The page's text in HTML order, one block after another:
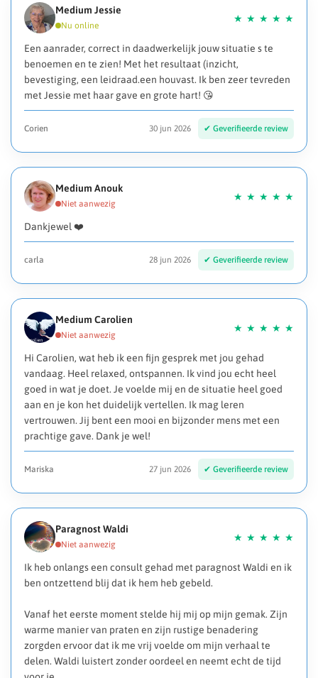
Medium Jessie
Een aanrader, correct in daadwerkelijk jouw situatie s te
benoemen en te zien! Met het resultaat (inzicht,
bevestiging, een leidraad.een houvast. Ik ben zeer tevreden
met Jessie met haar gave en grote hart! 😘
Corien 30 jun 2026
Medium Anouk
Dankjewel ❤️
carla 28 jun 2026
Medium Carolien
Hi Carolien, wat heb ik een fijn gesprek met jou gehad
vandaag. Heel relaxed, ontspannen. Ik vind jou echt heel
goed in wat je doet. Je voelde mij en de situatie heel goed
aan en je kon het duidelijk vertellen. Ik mag leren
vertrouwen. Jij bent een mooi en bijzonder mens met een
prachtige gave. Dank je wel!
Mariska 27 jun 2026
Paragnost Waldi
Ik heb onlangs een consult gehad met paragnost Waldi en ik
ben ontzettend blij dat ik hem heb gebeld.
Vanaf het eerste moment stelde hij mij op mijn gemak. Zijn
warme manier van praten en zijn rustige benadering
zorgden ervoor dat ik me vrij voelde om mijn verhaal te
delen. Waldi luistert zonder oordeel en neemt echt de tijd